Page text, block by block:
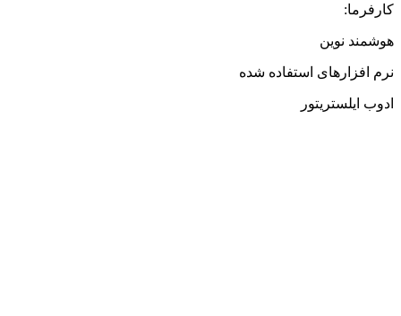
کارفرما:
هوشمند نوین
نرم افزارهای استفاده شده
ادوب ایلستریتور